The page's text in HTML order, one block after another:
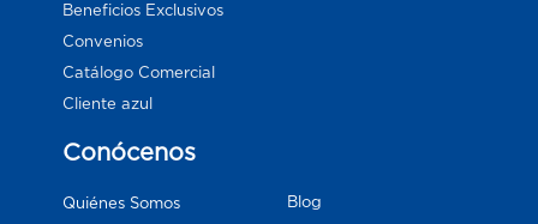
Beneficios Exclusivos
Convenios
Catálogo Comercial
Cliente azul
Conócenos
Quiénes Somos
Blog